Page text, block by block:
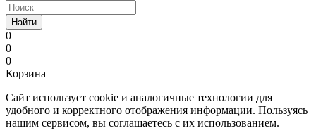
Найти
0
0
0
Корзина
Сайт использует cookie и аналогичные технологии для
удобного и корректного отображения информации. Пользуясь
нашим сервисом, вы соглашаетесь с их использованием.